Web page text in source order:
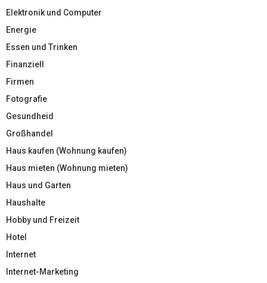
Elektronik und Computer
Energie
Essen und Trinken
Finanziell
Firmen
Fotografie
Gesundheid
Großhandel
Haus kaufen (Wohnung kaufen)
Haus mieten (Wohnung mieten)
Haus und Garten
Haushalte
Hobby und Freizeit
Hotel
Internet
Internet-Marketing